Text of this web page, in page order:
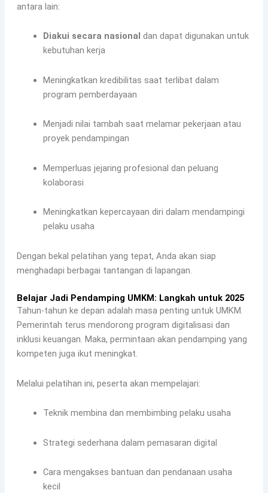
antara lain:
Diakui secara nasional dan dapat digunakan untuk
kebutuhan kerja
Meningkatkan kredibilitas saat terlibat dalam
program pemberdayaan
Menjadi nilai tambah saat melamar pekerjaan atau
proyek pendampingan
Memperluas jejaring profesional dan peluang
kolaborasi
Meningkatkan kepercayaan diri dalam mendampingi
pelaku usaha
Dengan bekal pelatihan yang tepat, Anda akan siap
menghadapi berbagai tantangan di lapangan.
Belajar Jadi Pendamping UMKM: Langkah untuk 2025
Tahun-tahun ke depan adalah masa penting untuk UMKM.
Pemerintah terus mendorong program digitalisasi dan
inklusi keuangan. Maka, permintaan akan pendamping yang
kompeten juga ikut meningkat.
Melalui pelatihan ini, peserta akan mempelajari:
Teknik membina dan membimbing pelaku usaha
Strategi sederhana dalam pemasaran digital
Cara mengakses bantuan dan pendanaan usaha
kecil